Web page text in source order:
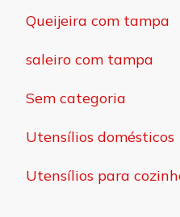
Queijeira com tampa
saleiro com tampa
Sem categoria
Utensílios domésticos
Utensílios para